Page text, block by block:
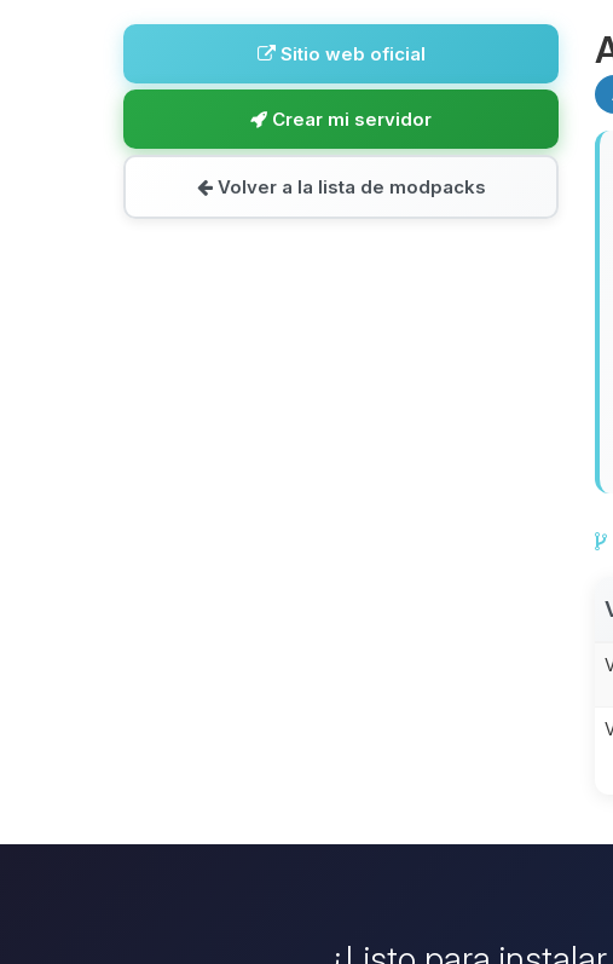
Sitio web oficial
Crear mi servidor
Volver a la lista de modpacks